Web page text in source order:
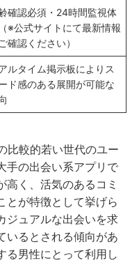
確認必須・24時間監視体
※公式サイトにて最新情報
確認ください）
ルタイム掲示板によりス
ド感のある展開が可能な
比較的若い世代のユー
手の出会い系アプリで
高く、活気のあるコミ
とが特徴として挙げら
ジュアルな出会いを求
いるとされる傾向があ
る男性にとって利用し